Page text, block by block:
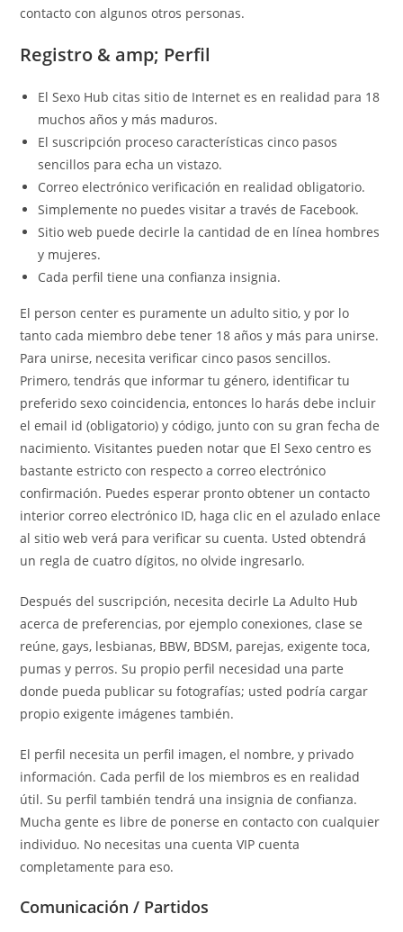
contacto con algunos otros personas.
Registro & amp; Perfil
El Sexo Hub citas sitio de Internet es en realidad para 18
muchos años y más maduros.
El suscripción proceso características cinco pasos
sencillos para echa un vistazo.
Correo electrónico verificación en realidad obligatorio.
Simplemente no puedes visitar a través de Facebook.
Sitio web puede decirle la cantidad de en línea hombres
y mujeres.
Cada perfil tiene una confianza insignia.
El person center es puramente un adulto sitio, y por lo
tanto cada miembro debe tener 18 años y más para unirse.
Para unirse, necesita verificar cinco pasos sencillos.
Primero, tendrás que informar tu género, identificar tu
preferido sexo coincidencia, entonces lo harás debe incluir
el email id (obligatorio) y código, junto con su gran fecha de
nacimiento. Visitantes pueden notar que El Sexo centro es
bastante estricto con respecto a correo electrónico
confirmación. Puedes esperar pronto obtener un contacto
interior correo electrónico ID, haga clic en el azulado enlace
al sitio web verá para verificar su cuenta. Usted obtendrá
un regla de cuatro dígitos, no olvide ingresarlo.
Después del suscripción, necesita decirle La Adulto Hub
acerca de preferencias, por ejemplo conexiones, clase se
reúne, gays, lesbianas, BBW, BDSM, parejas, exigente toca,
pumas y perros. Su propio perfil necesidad una parte
donde pueda publicar su fotografías; usted podría cargar
propio exigente imágenes también.
El perfil necesita un perfil imagen, el nombre, y privado
información. Cada perfil de los miembros es en realidad
útil. Su perfil también tendrá una insignia de confianza.
Mucha gente es libre de ponerse en contacto con cualquier
individuo. No necesitas una cuenta VIP cuenta
completamente para eso.
Comunicación / Partidos